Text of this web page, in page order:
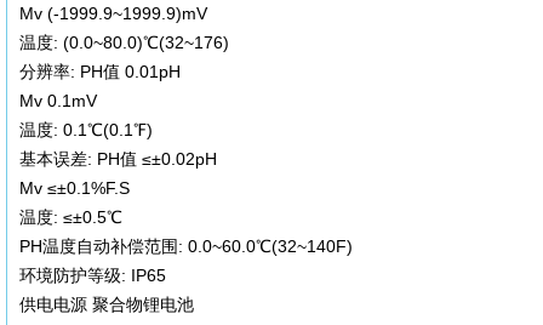
Mv (-1999.9~1999.9)mV
温度: (0.0~80.0)℃(32~176)
分辨率: PH值 0.01pH
Mv 0.1mV
温度: 0.1℃(0.1℉)
基本误差: PH值 ≤±0.02pH
Mv ≤±0.1%F.S
温度: ≤±0.5℃
PH温度自动补偿范围: 0.0~60.0℃(32~140F)
环境防护等级: IP65
供电电源 聚合物锂电池